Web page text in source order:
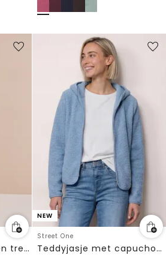
Jas met capuchon en trekkoorden aan de zijkant
NEW
Street One
Teddyjasje met capuchon en zakken